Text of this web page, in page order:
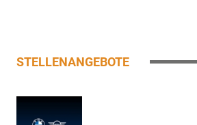
STELLENANGEBOTE